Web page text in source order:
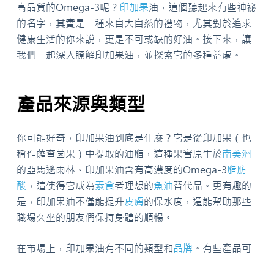
高品質的Omega-3呢？ 印加果油，這個聽起來有些神祕
的名字，其實是一種來自大自然的禮物，尤其對於追求
健康生活的你來說，更是不可或缺的好油。接下來，讓
我們一起深入瞭解印加果油，並探索它的多種益處。
產品來源與類型
你可能好奇，印加果油到底是什麼？它是從印加果（也
稱作薩查茵果）中提取的油脂，這種果實原生於南美洲
的亞馬遜雨林。印加果油含有高濃度的Omega-3脂肪
酸 ，這使得它成為素食者理想的魚油替代品。更有趣的
是，印加果油不僅能提升皮膚的保水度，還能幫助那些
職場久坐的朋友們保持身體的順暢。
在市場上，印加果油有不同的類型和品牌 。有些產品可